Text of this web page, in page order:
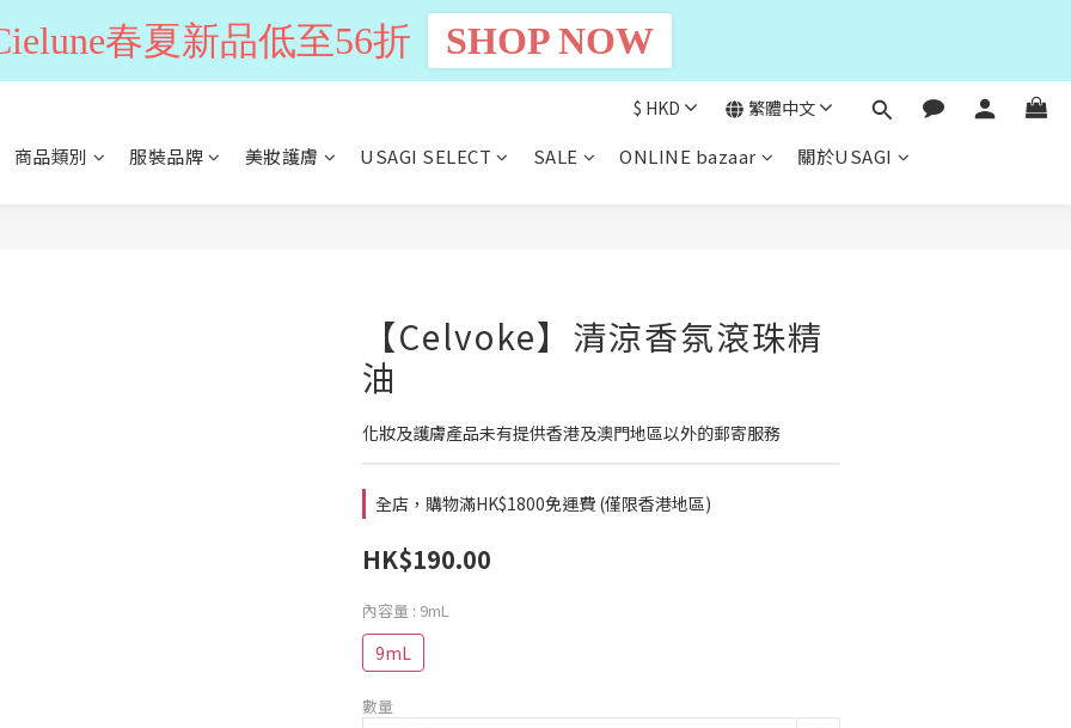
商品類別 服裝品牌 美妝護膚 USAGI SELECT SALE ONLINE bazaar 關於USAGI
$ HKD 繁體中文
【Celvoke】清涼香氛滾珠精
油
化妝及護膚產品未有提供香港及澳門地區以外的郵寄服務
全店，購物滿HK$1800免運費 (僅限香港地區)
HK$190.00
內容量 : 9mL
9mL
數量
立即購買
春夏新品低至56折 SHOP NOW